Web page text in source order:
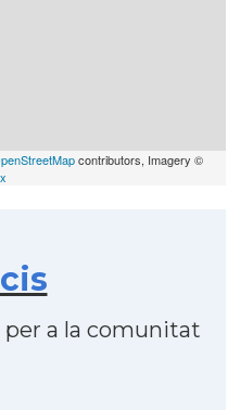
contributors, Imagery ©
a la comunitat